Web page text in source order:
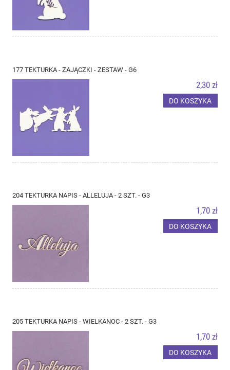
177 TEKTURKA - ZAJĄCZKI - ZESTAW - G6
2,30 zł
DO KOSZYKA
204 TEKTURKA NAPIS - ALLELUJA - 2 SZT. - G3
1,70 zł
DO KOSZYKA
205 TEKTURKA NAPIS - WIELKANOC - 2 SZT. - G3
1,70 zł
DO KOSZYKA